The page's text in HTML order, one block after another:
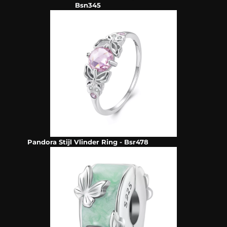
Bsn345
Pandora Stijl Vlinder Ring - Bsr478